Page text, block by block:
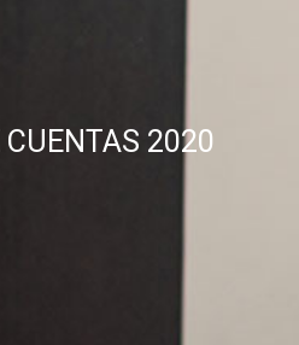
CUENTAS 2020